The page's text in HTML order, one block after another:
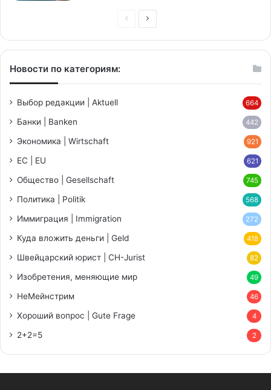
Предыдущая
Следующая
Новости по категориям:
Выбор редакции | Aktuell 664
Банки | Banken 442
Экономика | Wirtschaft 921
ЕС | EU 621
Общество | Gesellschaft 745
Политика | Politik 568
Иммиграция | Immigration 272
Куда вложить деньги | Geld 418
Швейцарский юрист | CH-Jurist 82
Изобретения, меняющие мир 49
НеМейнстрим 46
Хороший вопрос | Gute Frage 4
2+2=5 2